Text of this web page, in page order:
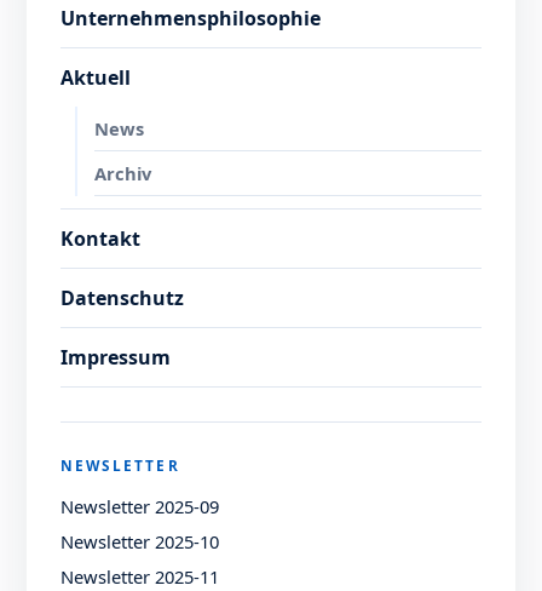
Unternehmensphilosophie
Aktuell
News
Archiv
Kontakt
Datenschutz
Impressum
NEWSLETTER
Newsletter 2025-09
Newsletter 2025-10
Newsletter 2025-11